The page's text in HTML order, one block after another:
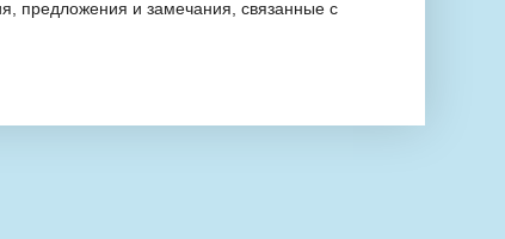
предложения и замечания, связанные с